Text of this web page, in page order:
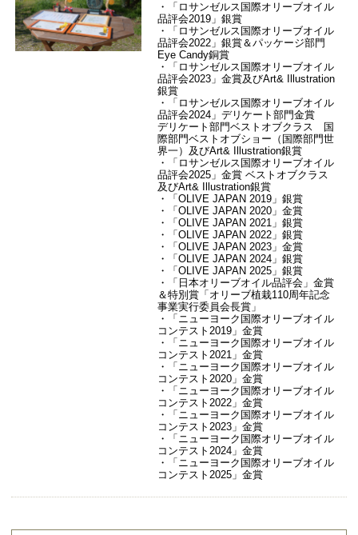
・「ロサンゼルス国際オリーブオイル
品評会2019」銀賞
・「ロサンゼルス国際オリーブオイル
品評会2022」銀賞＆パッケージ部門
Eye Candy銅賞
・「ロサンゼルス国際オリーブオイル
品評会2023」金賞及びArt& Illustration
銀賞
・「ロサンゼルス国際オリーブオイル
品評会2024」デリケート部門金賞
デリケート部門ベストオブクラス 国
際部門ベストオブショー（国際部門世
界一）及びArt& Illustration銀賞
・「ロサンゼルス国際オリーブオイル
品評会2025」金賞 ベストオブクラス
及びArt& Illustration銀賞
・「OLIVE JAPAN 2019」銀賞
・「OLIVE JAPAN 2020」金賞
・「OLIVE JAPAN 2021」銀賞
・「OLIVE JAPAN 2022」銀賞
・「OLIVE JAPAN 2023」金賞
・「OLIVE JAPAN 2024」銀賞
・「OLIVE JAPAN 2025」銀賞
・「日本オリーブオイル品評会」金賞
＆特別賞「オリーブ植栽110周年記念
事業実行委員会長賞」
・「ニューヨーク国際オリーブオイル
コンテスト2019」金賞
・「ニューヨーク国際オリーブオイル
コンテスト2021」金賞
・「ニューヨーク国際オリーブオイル
コンテスト2020」金賞
・「ニューヨーク国際オリーブオイル
コンテスト2022」金賞
・「ニューヨーク国際オリーブオイル
コンテスト2023」金賞
・「ニューヨーク国際オリーブオイル
コンテスト2024」金賞
・「ニューヨーク国際オリーブオイル
コンテスト2025」金賞